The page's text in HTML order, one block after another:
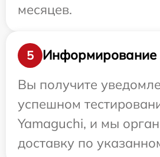
месяцев.
5
Информирование
Вы получите
успешном
Yamaguchi, и мы
доставку по